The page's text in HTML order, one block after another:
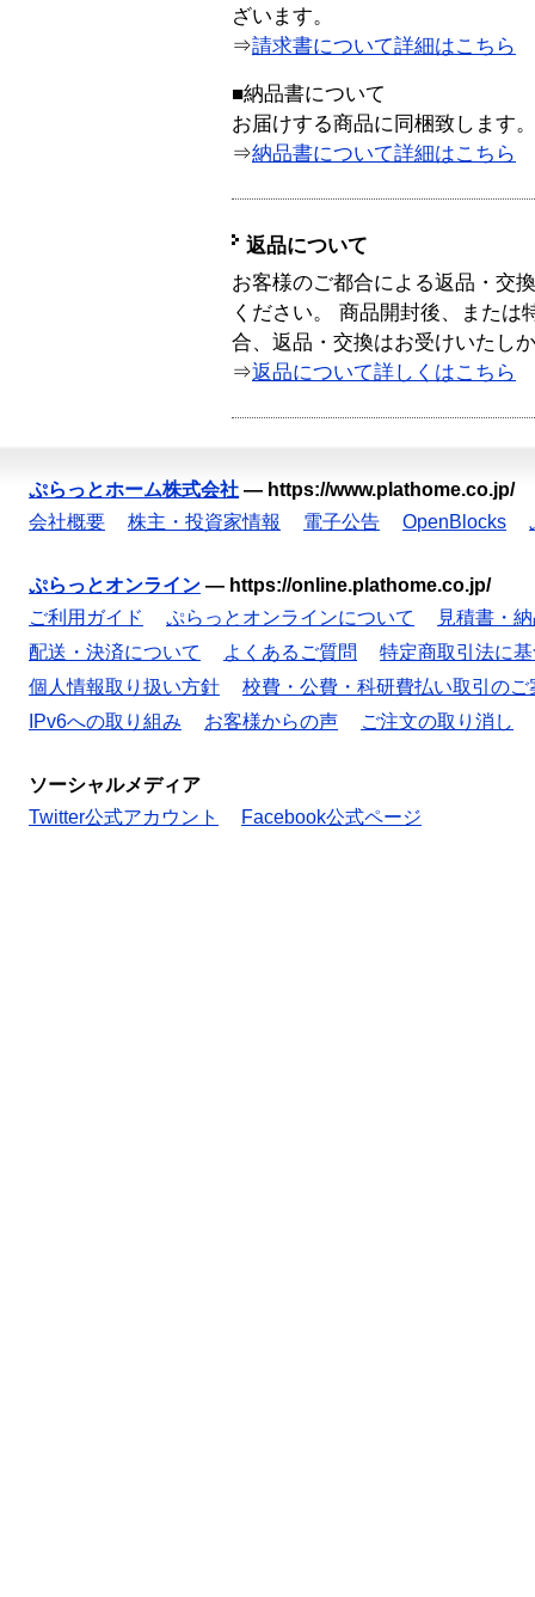
ざいます。
⇒請求書について詳細はこちら
■納品書について
お届けする商品に同梱致します。
⇒納品書について詳細はこちら
返品について
お客様のご都合による返品・交
ください。 商品開封後、または
合、返品・交換はお受けいたし
⇒返品について詳しくはこちら
ぷらっとホーム株式会社 — https://www.plathome.co.jp/
会社概要
株主・投資家情報 電子公告 OpenBlocks
ぷらっとオンライン — https://online.plathome.co.jp/
ご利用ガイド
ぷらっとオンラインについて
見積書・
配送・決済について
よくあるご質問
特定商取引法に
個人情報取り扱い方針
校費・公費・科研費払い取引のご
IPv6への取り組み
お客様からの声 ご注文の取り消し
ソーシャルメディア
Twitter公式アカウント
Facebook公式ページ